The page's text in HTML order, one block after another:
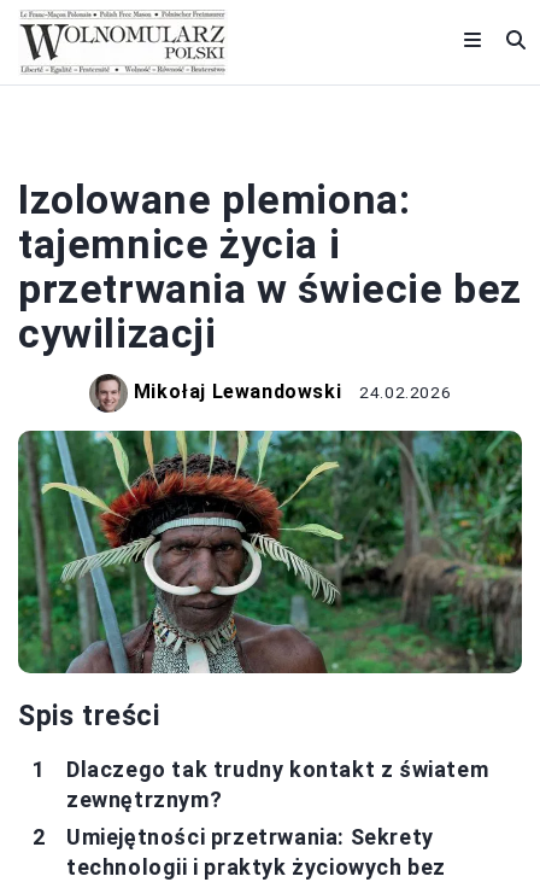
Izolowane plemiona:
tajemnice życia i
przetrwania w świecie bez
cywilizacji
Mikołaj Lewandowski 24.02.2026
Spis treści
Dlaczego tak trudny kontakt z światem
zewnętrznym?
Umiejętności przetrwania: Sekrety
technologii i praktyk życiowych bez